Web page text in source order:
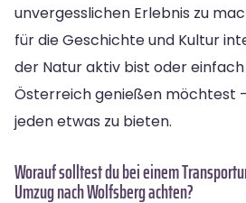
unvergesslichen Erlebnis zu
für die Geschichte und Kultur
der Natur aktiv bist oder einfach
Österreich genießen möchtest
jeden etwas zu bieten.
Worauf solltest du bei einem
Umzug nach Wolfsberg achten?